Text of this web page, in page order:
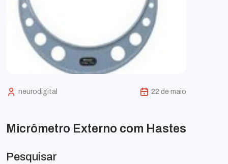
neurodigital 22 de maio
Micrômetro Externo com Hastes
Pesquisar